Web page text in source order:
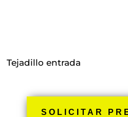
Tejadillo entrada
SOLICITAR